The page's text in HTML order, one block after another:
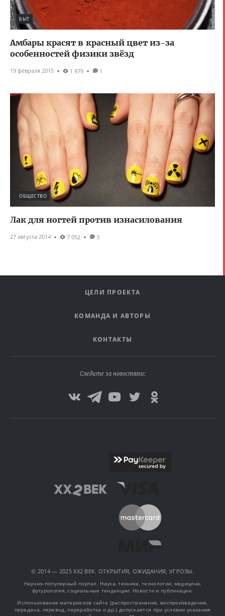
БЫТ
Амбары красят в красный цвет из-за
особенностей физики звёзд
19 февраля 2015 1 979 1
ОБЩЕСТВО
Лак для ногтей против изнасилования
27 августа 2014 7 052 3
ЦЕЛИ ПРОЕКТА
КОМАНДА И АВТОРЫ
КОНТАКТЫ
Следите за новостями:
© 2014 — 2025 XX2 ВЕК. ОТКРЫТИЯ, ОЖИДАНИЯ, УГРОЗЫ.
Научно-популярный портал. Наука, техника, технологии, медицина,
футурология, социальные тенденции. Новости и публикации.
Использование материалов сайта (распространение, воспроизведение,
передача, перевод, переработка и др.) допускается при условии указания